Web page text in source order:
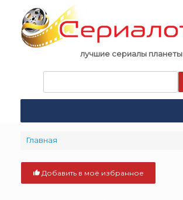
content
лучшие сериалы планеты
поиска:
Главная
Добавить в моё избранное